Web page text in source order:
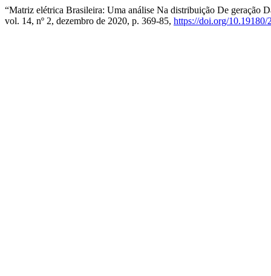
“Matriz elétrica Brasileira: Uma análise Na distribuição De geração
vol. 14, nº 2, dezembro de 2020, p. 369-85, https://doi.org/